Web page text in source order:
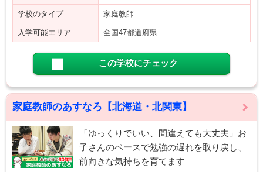
学校のタイプ 家庭教師
入学可能エリア 全国47都道府県
この学校にチェック
家庭教師のあすなろ【北海道・北関東】
「ゆっくりでいい、間違えても大丈夫」お
子さんのペースで勉強の遅れを取り戻し、
前向きな気持ちを育てます